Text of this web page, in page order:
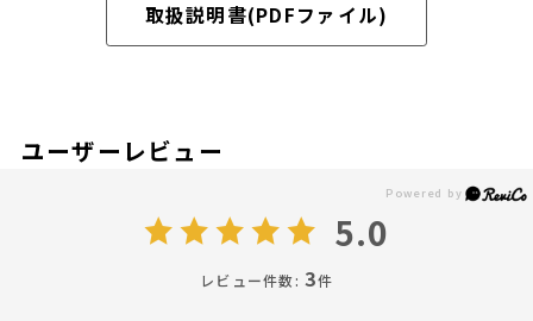
取扱説明書(PDFファイル)
ユーザーレビュー
5.0
レビュー件数:3件